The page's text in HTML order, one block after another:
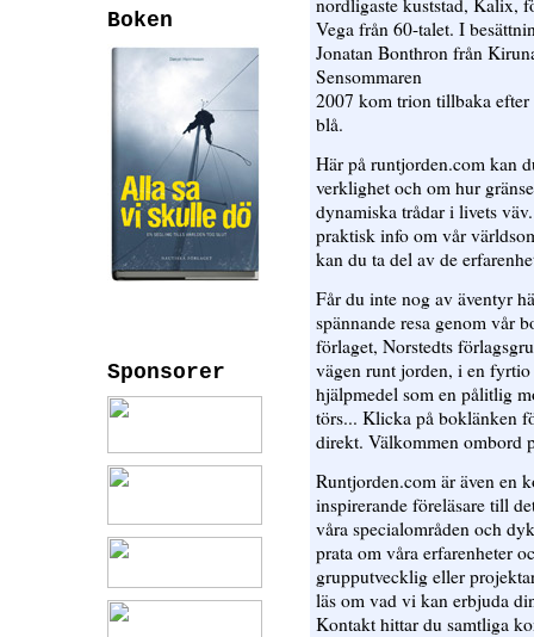
Boken
Sponsorer
nordligaste kuststad, Kalix,
Vega från 60-talet. I
Jonatan Bonthron från
Sensommaren
2007 kom trion tillbaka efter
blå.
Här på runtjorden.com kan
verklighet och om hur
dynamiska trådar i livets
praktisk info om vår
kan du ta del av de
Får du inte nog av äventyr
spännande resa genom vår
förlaget, Norstedts
vägen runt jorden, i en
hjälpmedel som en pålitlig
törs... Klicka på boklänken
direkt. Välkommen ombord
Runtjorden.com är även en
inspirerande föreläsare till
våra specialområden och
prata om våra erfarenheter
grupputvecklig eller
läs om vad vi kan erbjuda
Kontakt hittar du samtliga